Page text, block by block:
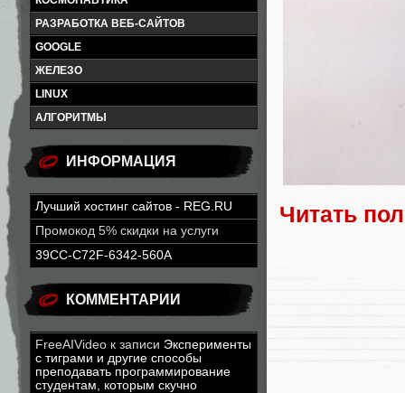
РАЗРАБОТКА ВЕБ-САЙТОВ
GOOGLE
ЖЕЛЕЗО
LINUX
АЛГОРИТМЫ
ИНФОРМАЦИЯ
Лучший хостинг сайтов - REG.RU
Промокод 5% скидки на услуги
39CC-C72F-6342-560A
КОММЕНТАРИИ
FreeAIVideo к записи Эксперименты
с тиграми и другие способы
преподавать программирование
студентам, которым скучно
Читать